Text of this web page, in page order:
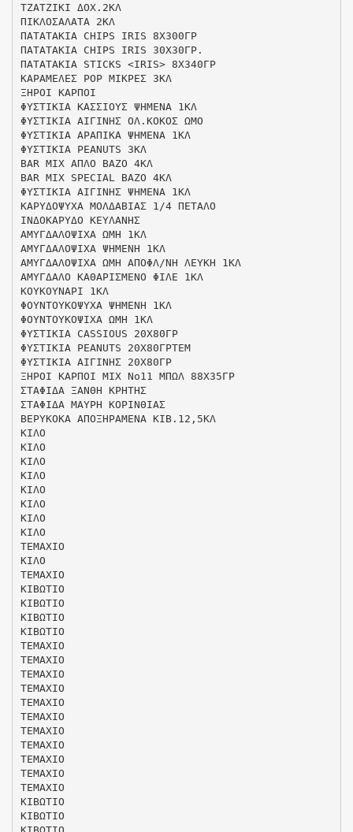
ΤΖΑΤΖΙΚΙ ΔΟΧ.2ΚΛ
ΠΙΚΛΟΣΑΛΑΤΑ 2ΚΛ
ΠΑΤΑΤΑΚΙΑ CHIPS IRIS 8Χ300ΓΡ
ΠΑΤΑΤΑΚΙΑ CHIPS IRIS 30Χ30ΓΡ.
ΠΑΤΑΤΑΚΙΑ STICKS <IRIS> 8Χ340ΓΡ
ΚΑΡΑΜΕΛΕΣ ΡΟΡ ΜΙΚΡΕΣ 3ΚΛ
ΞΗΡΟΙ ΚΑΡΠΟΙ
ΦΥΣΤΙΚΙΑ ΚΑΣΣΙΟΥΣ ΨΗΜΕΝΑ 1ΚΛ
ΦΥΣΤΙΚΙΑ ΑΙΓΙΝΗΣ ΟΛ.ΚΟΚΟΣ ΩΜΟ
ΦΥΣΤΙΚΙΑ ΑΡΑΠΙΚΑ ΨΗΜΕΝΑ 1ΚΛ
ΦΥΣΤΙΚΙΑ PEANUTS 3ΚΛ
BAR ΜΙΧ ΑΠΛΟ ΒΑΖΟ 4ΚΛ
BAR ΜΙΧ SPECIAL ΒΑΖΟ 4ΚΛ
ΦΥΣΤΙΚΙΑ ΑΙΓΙΝΗΣ ΨΗΜΕΝΑ 1ΚΛ
ΚΑΡΥΔΟΨΥΧΑ ΜΟΛΔΑΒΙΑΣ 1/4 ΠΕΤΑΛΟ
ΙΝΔΟΚΑΡΥΔΟ ΚΕΥΛΑΝΗΣ
ΑΜΥΓΔΑΛΟΨΙΧΑ ΩΜΗ 1ΚΛ
ΑΜΥΓΔΑΛΟΨΙΧΑ ΨΗΜΕΝΗ 1ΚΛ
ΑΜΥΓΔΑΛΟΨΙΧΑ ΩΜΗ ΑΠΟΦΛ/ΝΗ ΛΕΥΚΗ 1ΚΛ
ΑΜΥΓΔΑΛΟ ΚΑΘΑΡΙΣΜΕΝΟ ΦΙΛΕ 1ΚΛ
ΚΟΥΚΟΥΝΑΡΙ 1ΚΛ
ΦΟΥΝΤΟΥΚΟΨΥΧΑ ΨΗΜΕΝΗ 1ΚΛ
ΦΟΥΝΤΟΥΚΟΨΙΧΑ ΩΜΗ 1ΚΛ
ΦΥΣΤΙΚΙΑ CASSIOUS 20Χ80ΓΡ
ΦΥΣΤΙΚΙΑ PEANUTS 20Χ80ΓΡΤΕΜ
ΦΥΣΤΙΚΙΑ ΑΙΓΙΝΗΣ 20Χ80ΓΡ
ΞΗΡΟΙ ΚΑΡΠΟΙ ΜΙΧ Νο11 ΜΠΩΛ 88Χ35ΓΡ
ΣΤΑΦΙΔΑ ΞΑΝΘΗ ΚΡΗΤΗΣ
ΣΤΑΦΙΔΑ ΜΑΥΡΗ ΚΟΡΙΝΘΙΑΣ
ΒΕΡΥΚΟΚΑ ΑΠΟΞΗΡΑΜΕΝΑ ΚΙΒ.12,5ΚΛ
ΚΙΛΟ
ΚΙΛΟ
ΚΙΛΟ
ΚΙΛΟ
ΚΙΛΟ
ΚΙΛΟ
ΚΙΛΟ
ΚΙΛΟ
ΤΕΜΑΧΙΟ
ΚΙΛΟ
ΤΕΜΑΧΙΟ
ΚΙΒΩΤΙΟ
ΚΙΒΩΤΙΟ
ΚΙΒΩΤΙΟ
ΚΙΒΩΤΙΟ
ΤΕΜΑΧΙΟ
ΤΕΜΑΧΙΟ
ΤΕΜΑΧΙΟ
ΤΕΜΑΧΙΟ
ΤΕΜΑΧΙΟ
ΤΕΜΑΧΙΟ
ΤΕΜΑΧΙΟ
ΤΕΜΑΧΙΟ
ΤΕΜΑΧΙΟ
ΤΕΜΑΧΙΟ
ΤΕΜΑΧΙΟ
ΚΙΒΩΤΙΟ
ΚΙΒΩΤΙΟ
ΚΙΒΩΤΙΟ